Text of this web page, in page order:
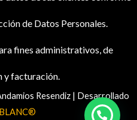
de Datos Personales.
fines administrativos, de
y facturación.
Resendiz | Desarrollado